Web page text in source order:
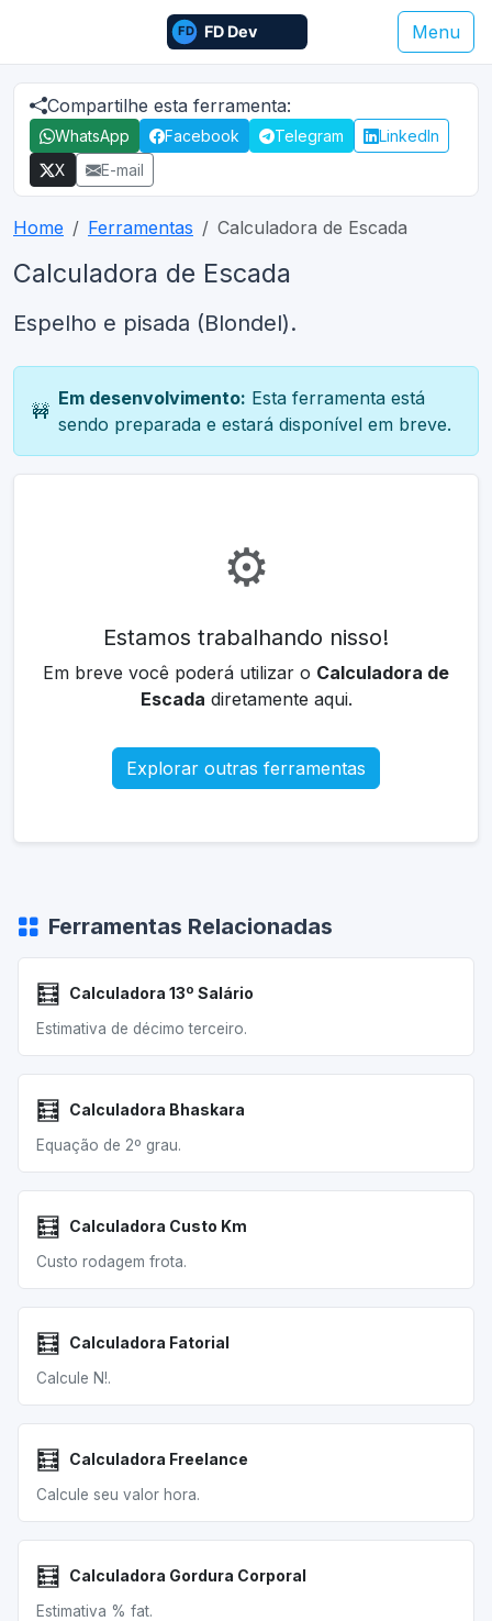
Menu
Compartilhe esta ferramenta:
WhatsApp Facebook Telegram
LinkedIn
X
E-mail
Home Ferramentas Calculadora de Escada
Calculadora de Escada
Espelho e pisada (Blondel).
🚧
Em desenvolvimento: Esta ferramenta está
sendo preparada e estará disponível em breve.
⚙️
Estamos trabalhando nisso!
Em breve você poderá utilizar o Calculadora de
Escada diretamente aqui.
Explorar outras ferramentas
Ferramentas Relacionadas
🧮 Calculadora 13º Salário
Estimativa de décimo terceiro.
🧮 Calculadora Bhaskara
Equação de 2º grau.
🧮 Calculadora Custo Km
Custo rodagem frota.
🧮 Calculadora Fatorial
Calcule N!.
🧮 Calculadora Freelance
Calcule seu valor hora.
🧮 Calculadora Gordura Corporal
Estimativa % fat.